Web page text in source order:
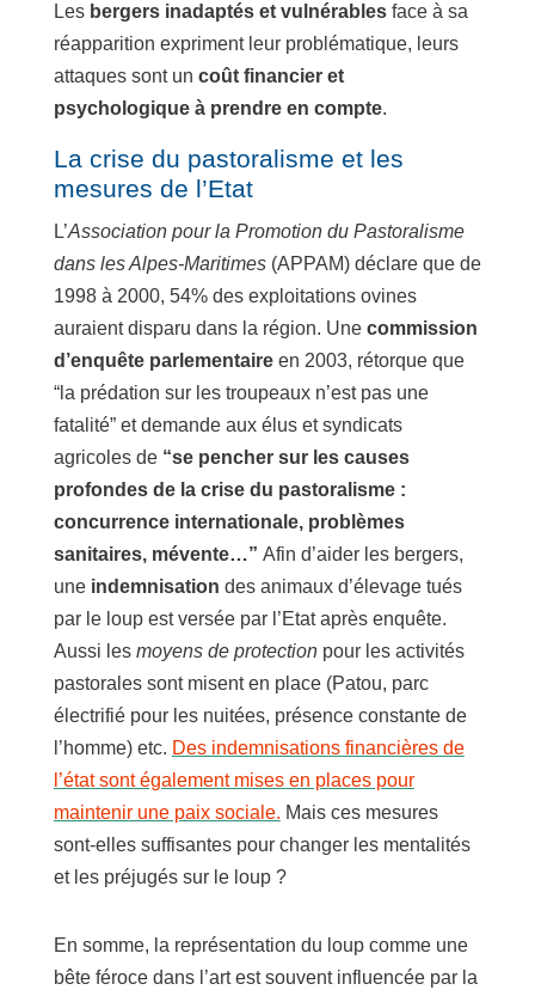
Les bergers inadaptés et vulnérablesface à sa
réapparition expriment leur problématique, leurs
attaques sont un coût financier et
psychologique à prendre en compte.
La crise du pastoralisme et les
mesures de l’Etat
L’Association pour la Promotion du Pastoralisme
dans les Alpes-Maritimes(APPAM) déclare que de
1998 à 2000, 54% des exploitations ovines
auraient disparu dans la région. Une commission
d’enquête parlementaireen 2003, rétorque que
“la prédation sur les troupeaux n’est pas une
fatalité” et demande aux élus et syndicats
agricoles de “se pencher sur les causes
profondes de la crise du pastoralisme :
concurrence internationale, problèmes
sanitaires, mévente…” Afin d’aider les bergers,
une indemnisation des animaux d’élevage tués
par le loup est versée par l’Etat après enquête.
Aussi les moyens de protection pour les activités
pastorales sont misent en place (Patou, parc
électrifié pour les nuitées, présence constante de
l’homme) etc. Des indemnisations financières de
l’état sont également mises en places pour
maintenir une paix sociale. Mais ces mesures
sont-elles suffisantes pour changer les mentalités
et les préjugés sur le loup ?
En somme, la représentation du loup comme une
bête féroce dans l’art est souvent influencée par la